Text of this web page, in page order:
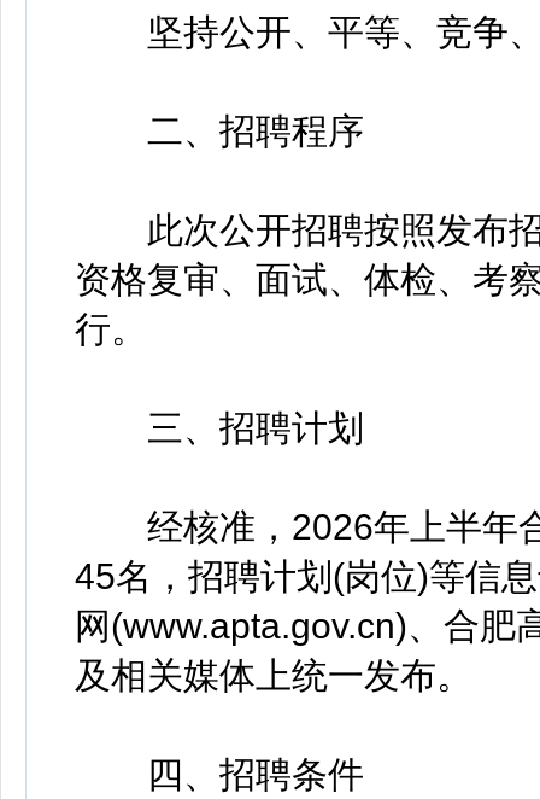
坚持公开、平等、竞争
二、招聘程序
此次公开招聘按照发布招
资格复审、面试、体检、考
行。
三、招聘计划
经核准，2026年上半年
45名，招聘计划(岗位)等信
网(www.apta.gov.cn)、合肥
及相关媒体上统一发布。
四、招聘条件